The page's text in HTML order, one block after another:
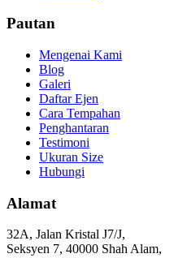
Pautan
Mengenai Kami
Blog
Galeri
Daftar Ejen
Cara Tempahan
Penghantaran
Testimoni
Ukuran Size
Hubungi
Alamat
32A, Jalan Kristal J7/J,
Seksyen 7, 40000 Shah Alam,